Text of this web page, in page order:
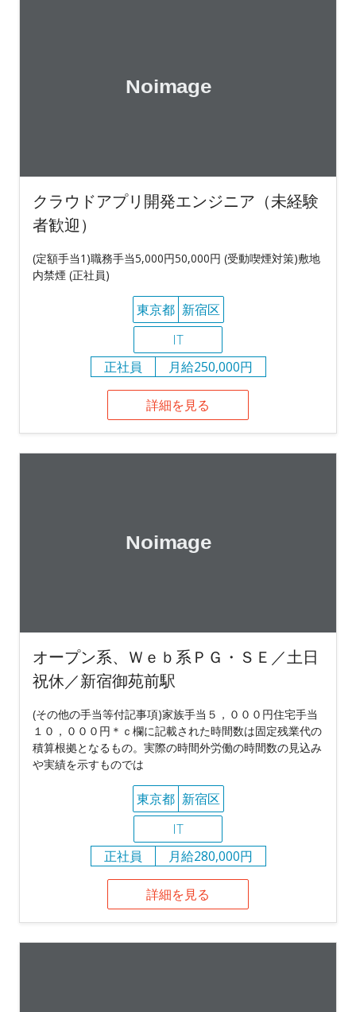
クラウドアプリ開発エンジニア（未経験
者歓迎）
(定額手当1)職務手当5,000円50,000円 (受動喫煙対策)敷地
内禁煙 (正社員)
東京都 新宿区
IT
正社員
月給250,000円
詳細を見る
オープン系、Ｗｅｂ系ＰＧ・ＳＥ／土日
祝休／新宿御苑前駅
(その他の手当等付記事項)家族手当５，０００円住宅手当
１０，０００円＊ｃ欄に記載された時間数は固定残業代の
積算根拠となるもの。実際の時間外労働の時間数の見込み
や実績を示すものでは
東京都 新宿区
IT
正社員
月給280,000円
詳細を見る